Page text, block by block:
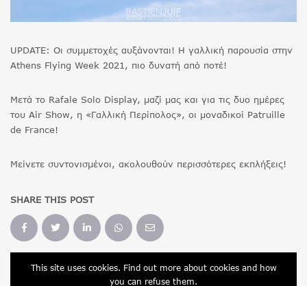
UPDATE: Οι συμμετοχές αυξάνονται! Η γαλλική παρουσία στην
Athens Flying Week 2021, πιο δυνατή από ποτέ!
Μετά το Rafale Solo Display, μαζί μας και για τις δυο ημέρες
του Air Show, η «Γαλλική Περίπολος», οι μοναδικοί Patruille
de France!
Μείνετε συντονισμένοι, ακολουθούν περισσότερες εκπλήξεις!
SHARE THIS POST
This site uses cookies. Find out more about cookies and how
you can refuse them.